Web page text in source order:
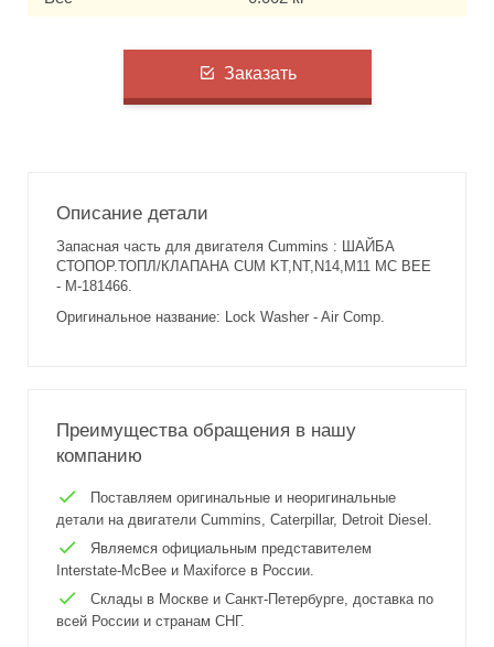
Заказать
Описание детали
Запасная часть для двигателя Cummins : ШАЙБА
СТОПОР.ТОПЛ/КЛАПАНА CUM KT,NT,N14,M11 MC BEE
- M-181466.
Оригинальное название: Lock Washer - Air Comp.
Преимущества обращения в нашу
компанию
Поставляем оригинальные и неоригинальные
детали на двигатели Cummins, Caterpillar, Detroit Diesel.
Являемся официальным представителем
Interstate-McBee и Maxiforce в России.
Склады в Москве и Санкт-Петербурге, доставка по
всей России и странам СНГ.